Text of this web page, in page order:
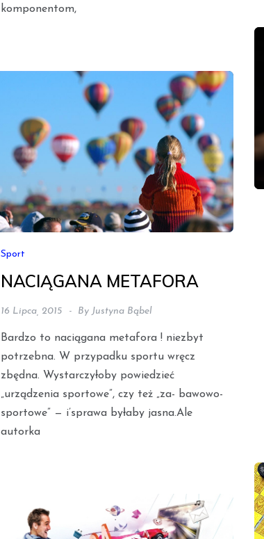
komponentom,
Sport
NACIĄGANA METAFORA
16 Lipca, 2015 By Justyna Bąbel
Bardzo to naciągana metafora ! niezbyt
potrzebna. W przypadku sportu wręcz
zbędna. Wystarczyłoby powiedzieć
„urządzenia sportowe”, czy też „za- bawowo-
sportowe” — i’sprawa byłaby jasna.Ale
autorka